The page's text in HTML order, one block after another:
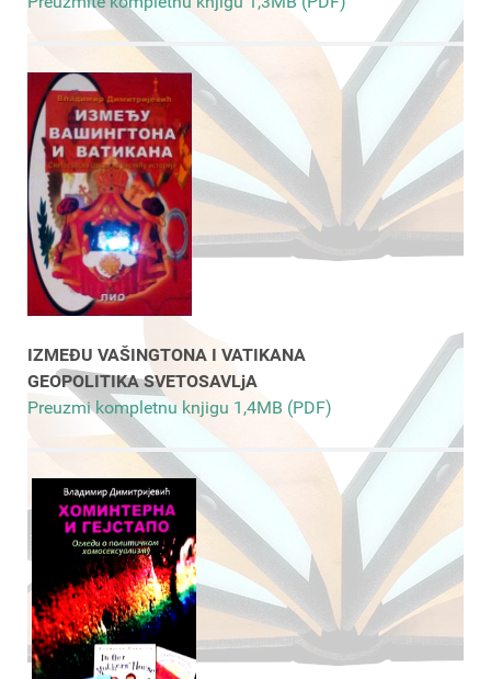
IZMEĐU VAŠINGTONA I VATIKANA
GEOPOLITIKA SVETOSAVLjA
Preuzmi kompletnu knjigu 1,4MB (PDF)